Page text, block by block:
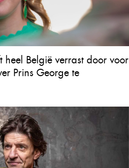
heel België verrast door voor
Prins George te